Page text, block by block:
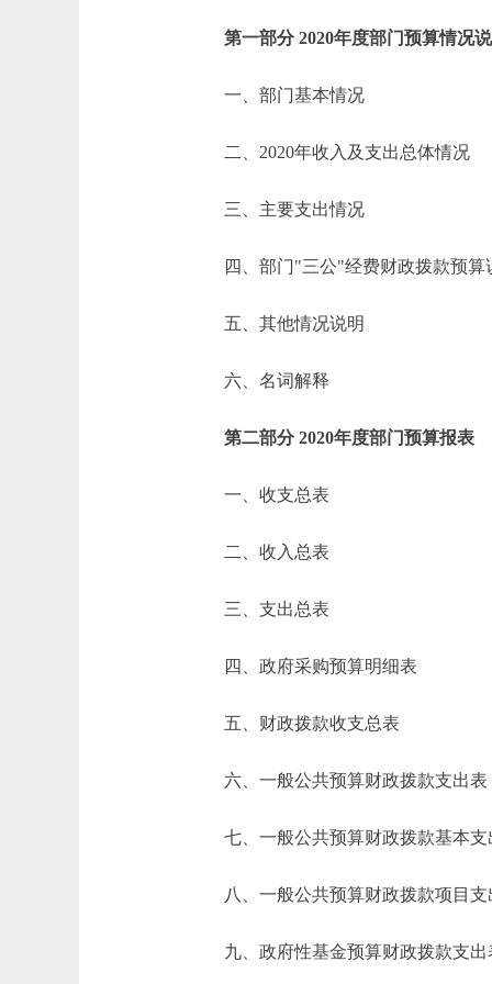
第一部分 2020年度部门预算情况说
一、部门基本情况
二、2020年收入及支出总体情况
三、主要支出情况
四、部门"三公"经费财政拨款预算
五、其他情况说明
六、名词解释
第二部分 2020年度部门预算报表
一、收支总表
二、收入总表
三、支出总表
四、政府采购预算明细表
五、财政拨款收支总表
六、一般公共预算财政拨款支出表
七、一般公共预算财政拨款基本支
八、一般公共预算财政拨款项目支
九、政府性基金预算财政拨款支出